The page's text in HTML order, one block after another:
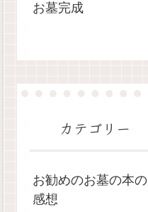
お墓完成
カテゴリー
お勧めのお墓の本の
感想